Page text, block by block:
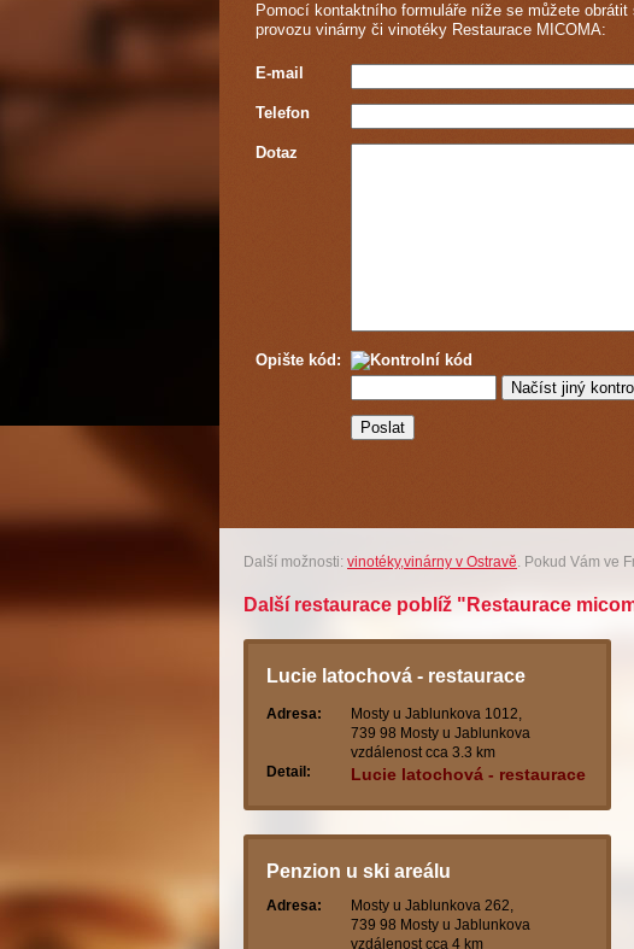
Pomocí kontaktního formuláře níže se můžete
provozu vinárny či vinotéky Restaurace MICOMA:
E-mail
Telefon
Dotaz
Opište kód:
Další možnosti: vinotéky,vinárny v Ostravě. Pokud Vám ve
Další restaurace poblíž "Restaurace
Lucie latochová - restaurace
Adresa:
Mosty u Jablunkova 1012,
739 98 Mosty u Jablunkova
vzdálenost cca 3.3 km
Detail:
Lucie latochová - restaurace
Penzion u ski areálu
Adresa:
Mosty u Jablunkova 262,
739 98 Mosty u Jablunkova
vzdálenost cca 4 km